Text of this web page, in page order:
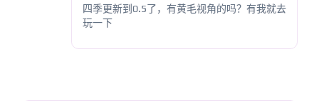
四季更新到0.5了，有黄毛视角的吗？有我就去
玩一下